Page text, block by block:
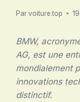
Parvoiture.top
BMW,
AG, est une
mondialement
innovations
distinctif.